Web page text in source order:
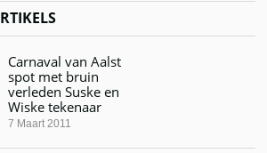
Carnaval van Aalst
spot met bruin
verleden Suske en
Wiske tekenaar
7 Maart 2011